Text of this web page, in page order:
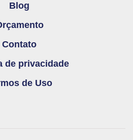
Blog
Contato
de privacidade
de Uso